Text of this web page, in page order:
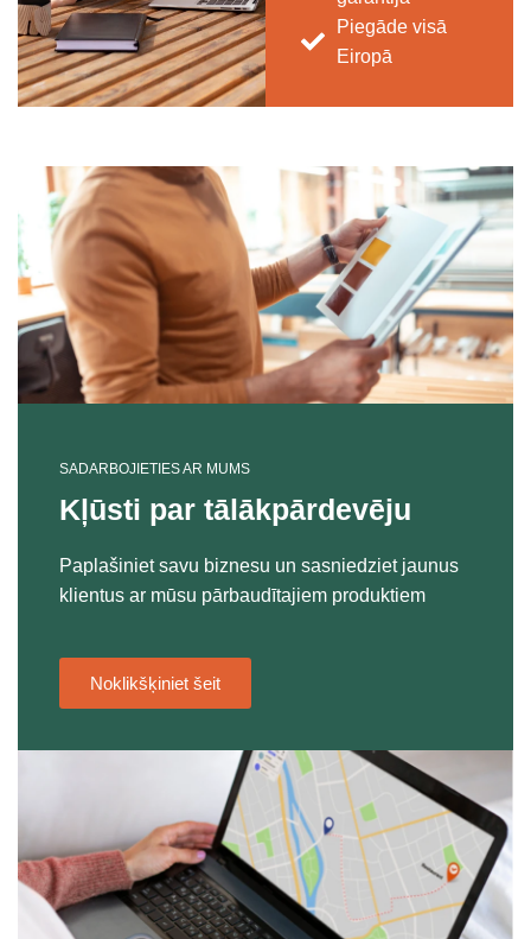
Piegāde visā
Eiropā
SADARBOJIETIES AR MUMS
Kļūsti par tālākpārdevēju
Paplašiniet savu biznesu un sasniedziet jaunus
klientus ar mūsu pārbaudītajiem produktiem
Noklikšķiniet šeit